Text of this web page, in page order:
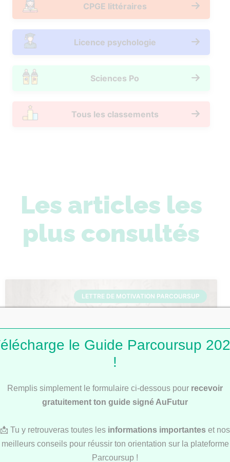
CPGE littéraires
Licence psychologie
Sciences Po
Tous les classements
Les articles les
plus consultés
LETTRE DE MOTIVATION PARCOURSUP
Lettres de motivation Parcoursup : 101
le Guide Parcoursup
!
Remplis simplement le formulaire ci-dessous pour recevoir
gratuitement ton guide signé AuFutur
📩 Tu y retrouveras toutes les informations importantes et nos
meilleurs conseils pour réussir ton orientation sur la plateforme
Parcoursup !